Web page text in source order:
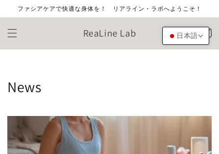
ンツに
進む
ファシアケアで快適な身体を！ リアライン・ラボへようこそ！
ReaLine Lab
ー
ト
News
日本語